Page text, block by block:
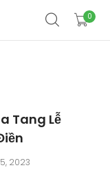
0
Tang Lễ
2023